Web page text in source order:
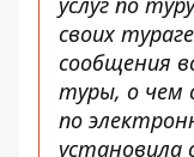
своих
сообщения
туры, о чем
по
установила